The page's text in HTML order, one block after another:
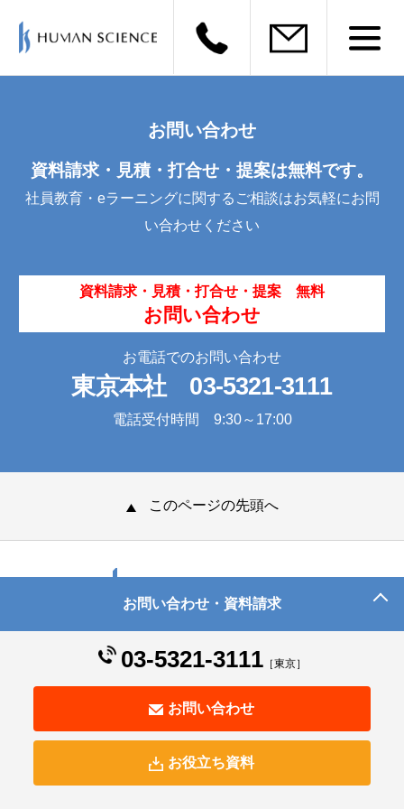
お問い合わせ・資料請求
03-5321-3111［東京］
お問い合わせ
お役立ち資料
お問い合わせ
資料請求・見積・打合せ・提案は無料です。
社員教育・eラーニングに関するご相談はお気軽にお問
い合わせください
資料請求・見積・打合せ・提案 無料
お問い合わせ
お電話でのお問い合わせ
東京本社 03-5321-3111
電話受付時間 9:30～17:00
このページの先頭へ